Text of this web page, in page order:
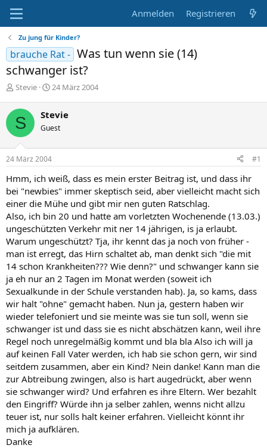
Anmelden Registrieren
Zu jung für Kinder?
brauche Rat - Was tun wenn sie (14)
schwanger ist?
E
s
t
e
l
l
e
Stevie
E
t
e
l
t
m
24 März 2004
S Stevie
Guest
24 März 2004 #1
Hmm, ich weiß, dass es mein erster Beitrag ist, und dass ihr
bei "newbies" immer skeptisch seid, aber vielleicht macht sich
einer die Mühe und gibt mir nen guten Ratschlag.
Also, ich bin 20 und hatte am vorletzten Wochenende (13.03.)
ungeschützten Verkehr mit ner 14 jährigen, is ja erlaubt.
Warum ungeschützt? Tja, ihr kennt das ja noch von früher -
man ist erregt, das Hirn schaltet ab, man denkt sich "die mit
14 schon Krankheiten??? Wie denn?" und schwanger kann sie
ja eh nur an 2 Tagen im Monat werden (soweit ich
Sexualkunde in der Schule verstanden hab). Ja, so kams, dass
wir halt "ohne" gemacht haben. Nun ja, gestern haben wir
wieder telefoniert und sie meinte was sie tun soll, wenn sie
schwanger ist und dass sie es nicht abschätzen kann, weil ihre
Regel noch unregelmäßig kommt und bla bla Also ich will ja
auf keinen Fall Vater werden, ich hab sie schon gern, wir sind
seitdem zusammen, aber ein Kind? Nein danke! Kann man die
zur Abtreibung zwingen, also is hart augedrückt, aber wenn
sie schwanger wird? Und erfahren es ihre Eltern. Wer bezahlt
den Eingriff? Würde ihn ja selber zahlen, wenns nicht allzu
teuer ist, nur solls halt keiner erfahren. Vielleicht könnt ihr
mich ja aufklären.
Danke